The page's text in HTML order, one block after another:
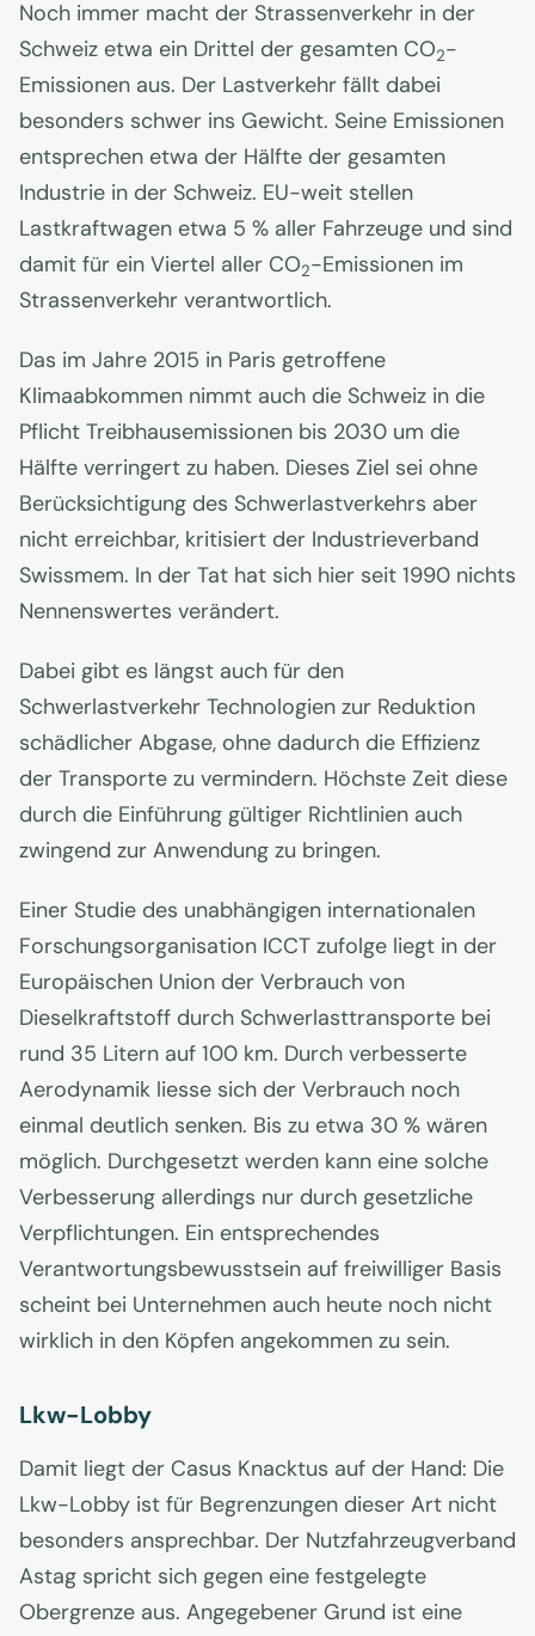
Noch immer macht der Strassenverkehr in der
Schweiz etwa ein Drittel der gesamten CO2-
Emissionen aus. Der Lastverkehr fällt dabei
besonders schwer ins Gewicht. Seine Emissionen
entsprechen etwa der Hälfte der gesamten
Industrie in der Schweiz. EU-weit stellen
Lastkraftwagen etwa 5 % aller Fahrzeuge und sind
damit für ein Viertel aller CO2-Emissionen im
Strassenverkehr verantwortlich.
Das im Jahre 2015 in Paris getroffene
Klimaabkommen nimmt auch die Schweiz in die
Pflicht Treibhausemissionen bis 2030 um die
Hälfte verringert zu haben. Dieses Ziel sei ohne
Berücksichtigung des Schwerlastverkehrs aber
nicht erreichbar, kritisiert der Industrieverband
Swissmem. In der Tat hat sich hier seit 1990 nichts
Nennenswertes verändert.
Dabei gibt es längst auch für den
Schwerlastverkehr Technologien zur Reduktion
schädlicher Abgase, ohne dadurch die Effizienz
der Transporte zu vermindern. Höchste Zeit diese
durch die Einführung gültiger Richtlinien auch
zwingend zur Anwendung zu bringen.
Einer Studie des unabhängigen internationalen
Forschungsorganisation ICCT zufolge liegt in der
Europäischen Union der Verbrauch von
Dieselkraftstoff durch Schwerlasttransporte bei
rund 35 Litern auf 100 km. Durch verbesserte
Aerodynamik liesse sich der Verbrauch noch
einmal deutlich senken. Bis zu etwa 30 % wären
möglich. Durchgesetzt werden kann eine solche
Verbesserung allerdings nur durch gesetzliche
Verpflichtungen. Ein entsprechendes
Verantwortungsbewusstsein auf freiwilliger Basis
scheint bei Unternehmen auch heute noch nicht
wirklich in den Köpfen angekommen zu sein.
Lkw-Lobby
Damit liegt der Casus Knacktus auf der Hand: Die
Lkw-Lobby ist für Begrenzungen dieser Art nicht
besonders ansprechbar. Der Nutzfahrzeugverband
Astag spricht sich gegen eine festgelegte
Obergrenze aus. Angegebener Grund ist eine